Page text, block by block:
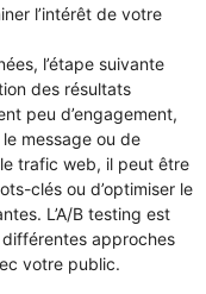
l’intérêt de votre
l’étape suivante
des résultats
peu d’engagement,
message ou de
trafic web, il peut être
clés ou d’optimiser le
L’A/B testing est
approches
votre public.